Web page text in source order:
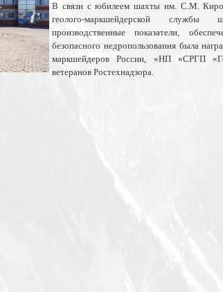
В связи с юбилеем шахты им. С.М.
геолого-маркшейдерской
производственные показатели,
безопасного недропользования была
маркшейдеров России, «НП «СРГП
ветеранов Ростехнадзора.